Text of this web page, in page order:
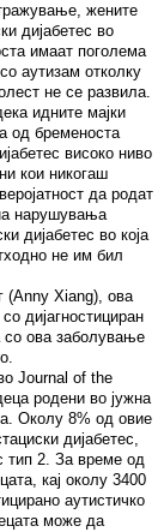
жените
дијабетес во
имаат поголема
аутизам отколку
не се развила.
идните мајки
од бременоста
високо ниво
кои никогаш
да родат
нарушувања
дијабетес во која
не им бил
(Anny Xiang), ова
дијагностициран
со ова заболување
Journal of the
родени во јужна
Околу 8% од овие
дијабетес,
тип 2. За време од
кај околу 3400
аутистичко
може да